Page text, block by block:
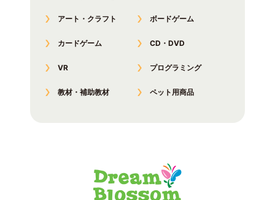
アート・クラフト ボードゲーム
カードゲーム CD・DVD
VR プログラミング
教材・補助教材 ペット用商品